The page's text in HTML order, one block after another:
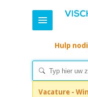
Hulp
Vacature -